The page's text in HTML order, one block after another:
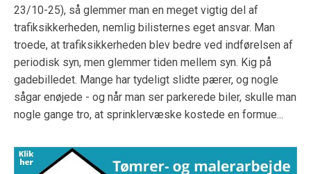
23/10-25), så glemmer man en meget vigtig del af
trafiksikkerheden, nemlig bilisternes eget ansvar. Man
troede, at trafiksikkerheden blev bedre ved indførelsen af
periodisk syn, men glemmer tiden mellem syn. Kig på
gadebilledet. Mange har tydeligt slidte pærer, og nogle
sågar enøjede - og når man ser parkerede biler, skulle man
nogle gange tro, at sprinklervæske kostede en formue...